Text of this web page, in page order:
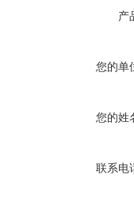
产
您的单
您的姓
联系电